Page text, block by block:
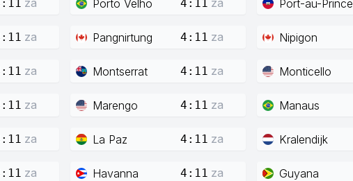
za Porto Velho 4:11 za Port-au-Prince
za Pangnirtung 4:11 za Nipigon
za Montserrat 4:11 za Monticello
za Marengo 4:11 za Manaus
za La Paz 4:11 za Kralendijk
za Havanna 4:11 za Guyana